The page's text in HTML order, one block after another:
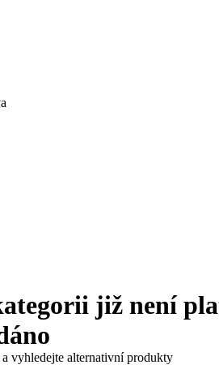
již není
vyhledejte alternativní produkty